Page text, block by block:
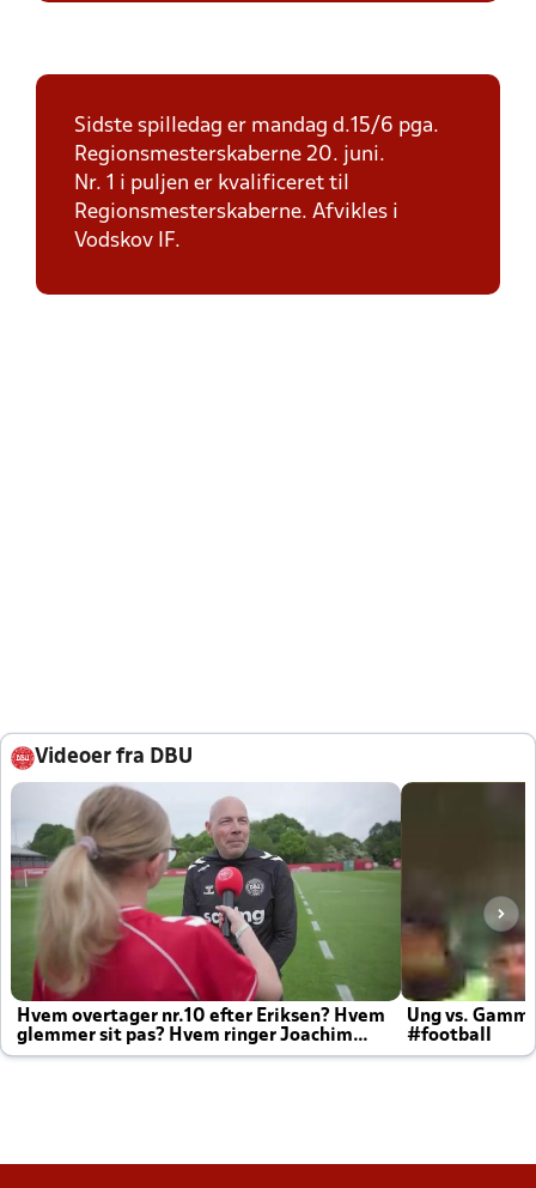
Sidste spilledag er mandag d.15/6 pga.
Regionsmesterskaberne 20. juni.
Nr. 1 i puljen er kvalificeret til
Regionsmesterskaberne. Afvikles i
Vodskov IF.
Videoer fra DBU
Hvem overtager nr.10 efter Eriksen? Hvem
glemmer sit pas? Hvem ringer Joachim
altid til efter kampe?
Ung vs.
#football